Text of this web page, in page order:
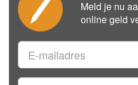
Meld je nu
online geld